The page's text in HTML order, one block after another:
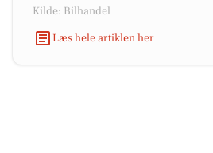
Kilde: Bilhandel
Læs hele artiklen her